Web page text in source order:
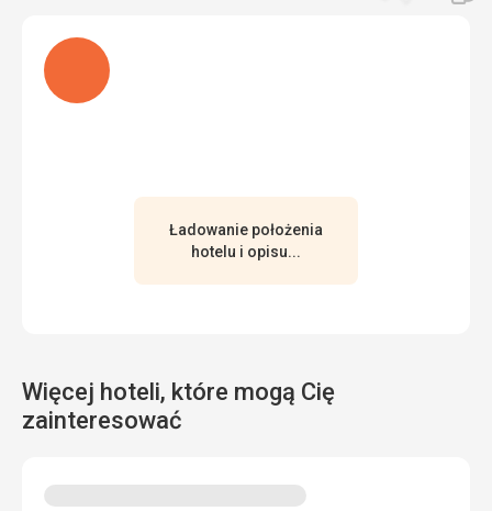
Ta recenzja została automatycznie przetłumaczona za
pomocą Google Translate
Ładuję
Ładowanie położenia
hotelu i opisu...
Więcej hoteli, które mogą Cię
zainteresować